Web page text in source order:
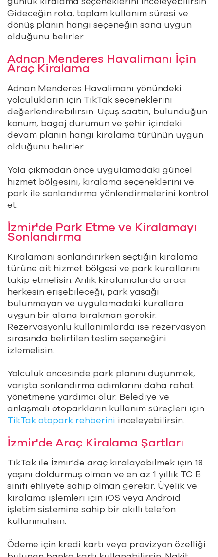
Gideceğin rota, toplam kullanım süresi ve
dönüş planın hangi seçeneğin sana uygun
olduğunu belirler.
Adnan Menderes Havalimanı İçin
Araç Kiralama
Adnan Menderes Havalimanı yönündeki
yolculukların için TikTak seçeneklerini
değerlendirebilirsin. Uçuş saatin, bulunduğun
konum, bagaj durumun ve şehir içindeki
devam planın hangi kiralama türünün uygun
olduğunu belirler.
Yola çıkmadan önce uygulamadaki güncel
hizmet bölgesini, kiralama seçeneklerini ve
park ile sonlandırma yönlendirmelerini kontrol
et.
İzmir'de Park Etme ve Kiralamayı
Sonlandırma
Kiralamanı sonlandırırken seçtiğin kiralama
türüne ait hizmet bölgesi ve park kurallarını
takip etmelisin. Anlık kiralamalarda aracı
herkesin erişebileceği, park yasağı
bulunmayan ve uygulamadaki kurallara
uygun bir alana bırakman gerekir.
Rezervasyonlu kullanımlarda ise rezervasyon
sırasında belirtilen teslim seçeneğini
izlemelisin.
Yolculuk öncesinde park planını düşünmek,
varışta sonlandırma adımlarını daha rahat
yönetmene yardımcı olur. Belediye ve
anlaşmalı otoparkların kullanım süreçleri için
TikTak otopark rehberini inceleyebilirsin.
İzmir'de Araç Kiralama Şartları
TikTak ile İzmir'de araç kiralayabilmek için 18
yaşını doldurmuş olman ve en az 1 yıllık TC B
sınıfı ehliyete sahip olman gerekir. Üyelik ve
kiralama işlemleri için iOS veya Android
işletim sistemine sahip bir akıllı telefon
kullanmalısın.
Ödeme için kredi kartı veya provizyon özelliği